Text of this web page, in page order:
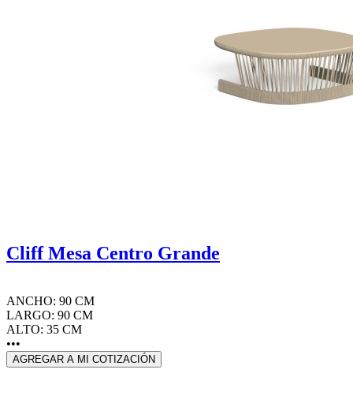
Cliff Mesa Centro Grande
ANCHO: 90 CM
LARGO: 90 CM
ALTO: 35 CM
•••
AGREGAR A MI COTIZACIÓN